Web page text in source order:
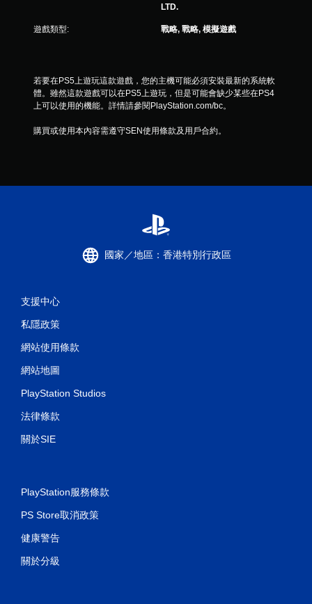
LTD.
遊戲類型: 戰略, 戰略, 模擬遊戲
若要在PS5上遊玩這款遊戲，您的主機可能必須安裝最新的系統軟
體。雖然這款遊戲可以在PS5上遊玩，但是可能會缺少某些在PS4
上可以使用的機能。詳情請參閱PlayStation.com/bc。
購買或使用本內容需遵守SEN使用條款及用戶合約。
國家／地區：香港特別行政區
支援中心
私隱政策
網站使用條款
網站地圖
PlayStation Studios
法律條款
關於SIE
PlayStation服務條款
PS Store取消政策
健康警告
關於分級